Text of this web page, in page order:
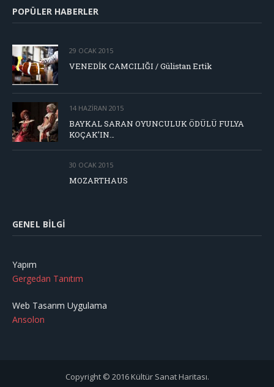
POPÜLER HABERLER
29 OCAK 2015
VENEDİK CAMCILIĞI / Gülistan Ertik
14 HAZIRAN 2015
BAYKAL SARAN OYUNCULUK ÖDÜLÜ FULYA
KOÇAK’IN…
30 OCAK 2015
MOZARTHAUS
GENEL BILGI
Yapım
Gergedan Tanıtım
Web Tasarım Uygulama
Ansolon
Copyright © 2016 Kültür Sanat Haritası.